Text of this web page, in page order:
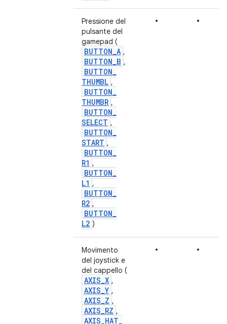
Pressione del
pulsante del
gamepad (
BUTTON_A ,
BUTTON_B ,
BUTTON_
THUMBL ,
BUTTON_
THUMBR ,
BUTTON_
SELECT ,
BUTTON_
START ,
BUTTON_
R1 ,
BUTTON_
L1 ,
BUTTON_
R2 ,
BUTTON_
L2 )
• •
Movimento
del joystick e
del cappello (
AXIS_X ,
AXIS_Y ,
AXIS_Z ,
AXIS_RZ ,
AXIS_HAT_
• •